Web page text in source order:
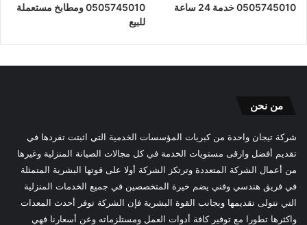
0505745010 خدمة 24 ساعة
0505745010 ومطابخ مستعملة
للبيع
من نحن
شركة تيجان واحدة من كبريات المؤسسات الخدمية التي اثبتت تفردها في
تقديم أفضل وارقى مستويات الخدمة في كل مجالات الصيانة المنزلية وغيرها
من أعمال الشركة المتعددة وترتكز الشركة أولا على قوتها البشرية المتمثلة
في فريق هندسي وفني يضم خيرة المتخصصين في جميع الخدمات المنزلية
التي نتولى تقديمها وبجانب القوة البشرية فإن الشركة توفر أحدث المعدات
واكثرها تطورا مع توفير كافة أدوات العمل ومستلزماته وعن أسعارنا فهي